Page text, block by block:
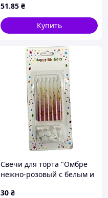
#211 арт.861211 ТМ
PELICAN
51.85 ₴
Купить
Свечи для торта "Омбре
нежно-розовый с белым и
30 ₴